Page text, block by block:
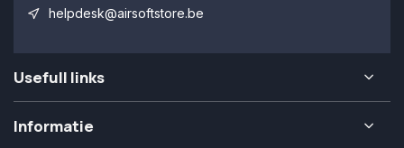
helpdesk@airsoftstore.be
Usefull links
Informatie